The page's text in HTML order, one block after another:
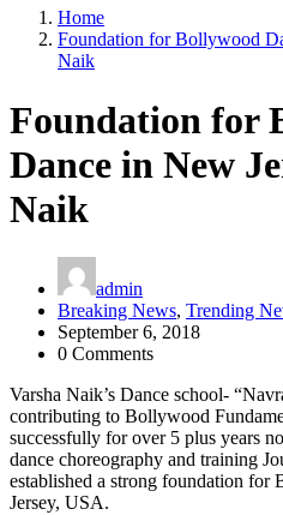
Home
Foundation for Bollywood
Naik
Foundation for
Dance in New
Naik
admin
Breaking News, Trending
September 6, 2018
0 Comments
Varsha Naik’s Dance school-
contributing to Bollywood
successfully for over 5 plus years
dance choreography and training
established a strong foundation
Jersey, USA.